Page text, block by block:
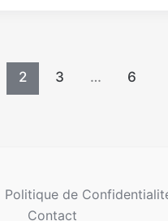
2 3 … 6
Politique de
Contact